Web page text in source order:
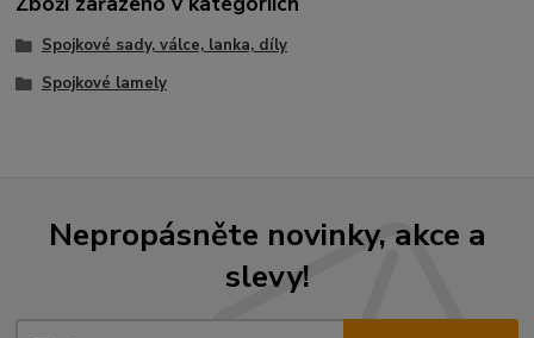
Spojkové sady, válce, lanka, díly
Spojkové lamely
Nepropásněte novinky, akce a
slevy!